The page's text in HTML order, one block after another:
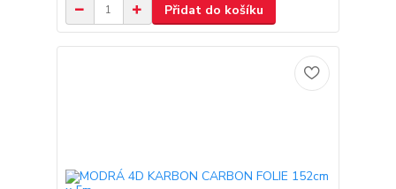
Přidat do košíku